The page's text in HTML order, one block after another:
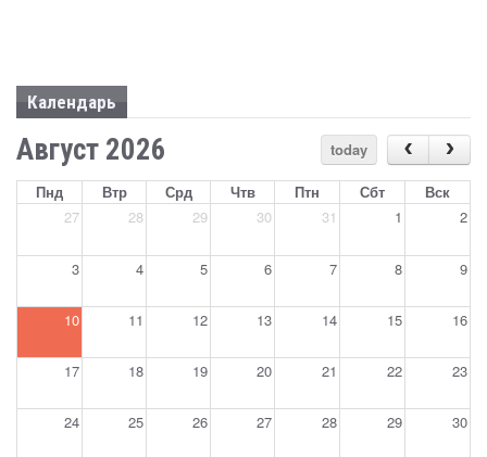
Календарь
Август 2026 today
Пнд Втр Срд Чтв Птн Сбт
Вск
27
28 29 30 31 1 2
3 4 5 6 7 8 9
10 11 12 13 14 15 16
17 18 19 20 21 22 23
24 25 26 27 28 29 30